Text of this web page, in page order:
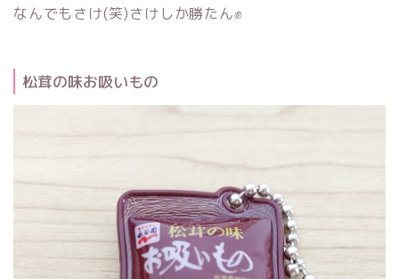
なんでもさけ(笑)さけしか勝たん✊
松茸の味お吸いもの